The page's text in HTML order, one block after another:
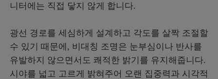
니터에는 직접 닿지 않게 합니다.
광선 경로를 세심하게 설계하고 각도를 살짝 조절할
수 있기 때문에, 비대칭 조명은 눈부심이나 반사를
유발하지 않으면서도 쾌적한 밝기를 유지해줍니다.
시야를 넓고 고르게 밝혀주어 오랜 집중력과 시각적